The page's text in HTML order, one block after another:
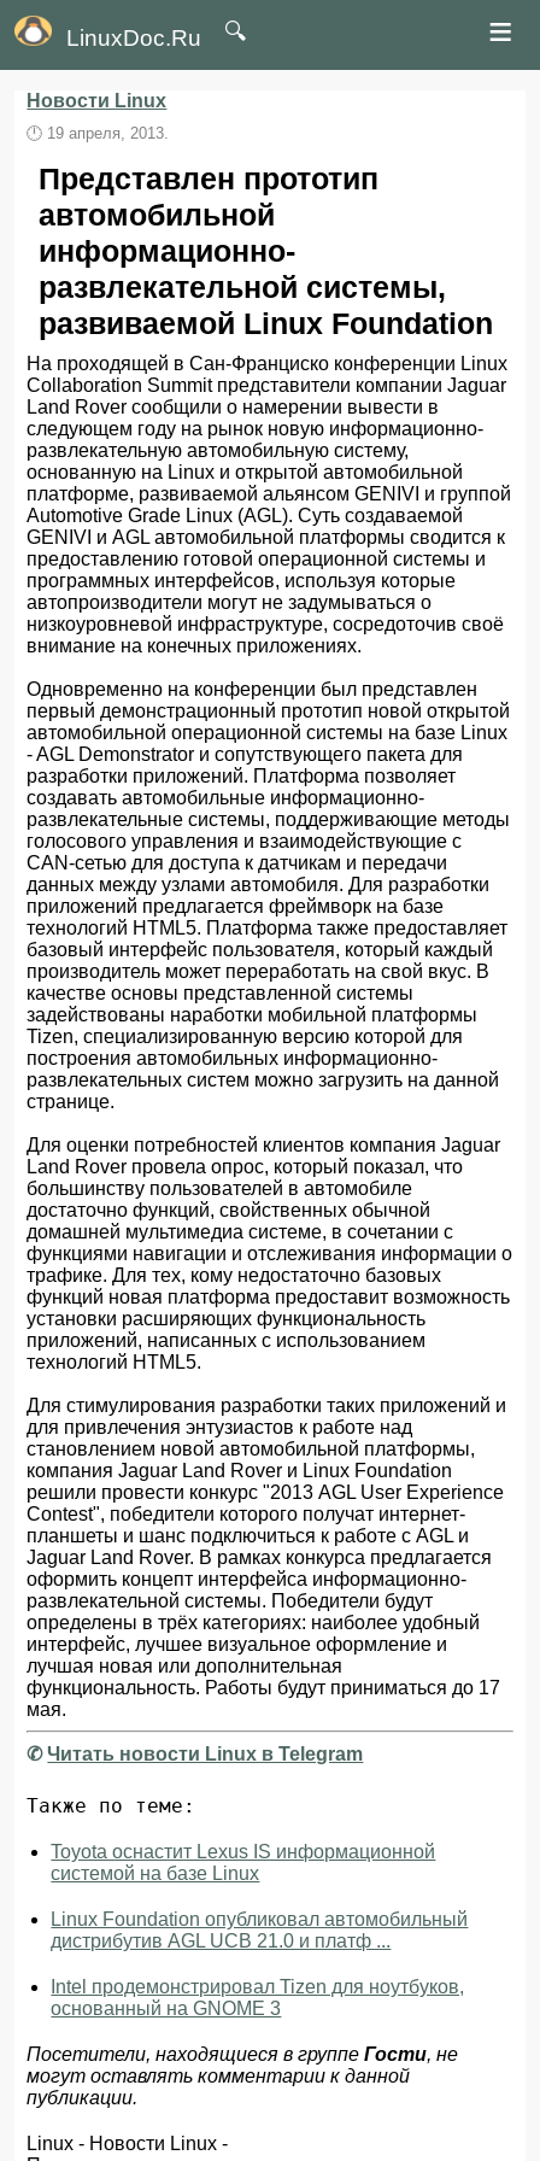
LinuxDoc.Ru 🔍 ≡
Новости Linux
🕛 19 апреля, 2013.
Представлен прототип
автомобильной
информационно-
развлекательной системы,
развиваемой Linux Foundation
На проходящей в Сан-Франциско конференции Linux
Collaboration Summit представители компании Jaguar
Land Rover сообщили о намерении вывести в
следующем году на рынок новую информационно-
развлекательную автомобильную систему,
основанную на Linux и открытой автомобильной
платформе, развиваемой альянсом GENIVI и группой
Automotive Grade Linux (AGL). Суть создаваемой
GENIVI и AGL автомобильной платформы сводится к
предоставлению готовой операционной системы и
программных интерфейсов, используя которые
автопроизводители могут не задумываться о
низкоуровневой инфраструктуре, сосредоточив своё
внимание на конечных приложениях.
Одновременно на конференции был представлен
первый демонстрационный прототип новой открытой
автомобильной операционной системы на базе Linux
- AGL Demonstrator и сопутствующего пакета для
разработки приложений. Платформа позволяет
создавать автомобильные информационно-
развлекательные системы, поддерживающие методы
голосового управления и взаимодействующие с
CAN-сетью для доступа к датчикам и передачи
данных между узлами автомобиля. Для разработки
приложений предлагается фреймворк на базе
технологий HTML5. Платформа также предоставляет
базовый интерфейс пользователя, который каждый
производитель может переработать на свой вкус. В
качестве основы представленной системы
задействованы наработки мобильной платформы
Tizen, специализированную версию которой для
построения автомобильных информационно-
развлекательных систем можно загрузить на данной
странице.
Для оценки потребностей клиентов компания Jaguar
Land Rover провела опрос, который показал, что
большинству пользователей в автомобиле
достаточно функций, свойственных обычной
домашней мультимедиа системе, в сочетании с
функциями навигации и отслеживания информации о
трафике. Для тех, кому недостаточно базовых
функций новая платформа предоставит возможность
установки расширяющих функциональность
приложений, написанных с использованием
технологий HTML5.
Для стимулирования разработки таких приложений и
для привлечения энтузиастов к работе над
становлением новой автомобильной платформы,
компания Jaguar Land Rover и Linux Foundation
решили провести конкурс "2013 AGL User Experience
Contest", победители которого получат интернет-
планшеты и шанс подключиться к работе с AGL и
Jaguar Land Rover. В рамках конкурса предлагается
оформить концепт интерфейса информационно-
развлекательной системы. Победители будут
определены в трёх категориях: наиболее удобный
интерфейс, лучшее визуальное оформление и
лучшая новая или дополнительная
функциональность. Работы будут приниматься до 17
мая.
✆Читать новости Linux в Telegram
Также по теме:
Toyota оснастит Lexus IS информационной
системой на базе Linux
Linux Foundation опубликовал автомобильный
дистрибутив AGL UCB 21.0 и платф ...
Intel продемонстрировал Tizen для ноутбуков,
основанный на GNOME 3
Посетители, находящиеся в группеГости, не
могут оставлять комментарии к данной
публикации.
Linux - Новости Linux -